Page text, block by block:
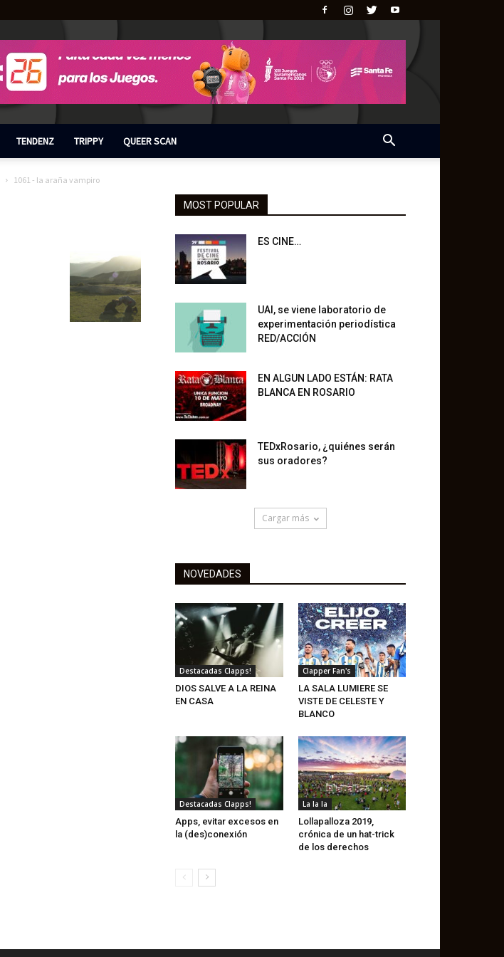
TENDENZ TRIPPY QUEER SCAN
1061 - la araña vampiro
MOST POPULAR
ES CINE…
UAI, se viene laboratorio de
experimentación periodística
RED/ACCIÓN
EN ALGUN LADO ESTÁN: RATA
BLANCA EN ROSARIO
TEDxRosario, ¿quiénes serán
sus oradores?
Cargar más
NOVEDADES
Destacadas Clapps!
DIOS SALVE A LA REINA
EN CASA
Clapper Fan's
LA SALA LUMIERE SE
VISTE DE CELESTE Y
BLANCO
Destacadas Clapps!
Apps, evitar excesos en
la (des)conexión
La la la
Lollapalloza 2019,
crónica de un hat-trick
de los derechos